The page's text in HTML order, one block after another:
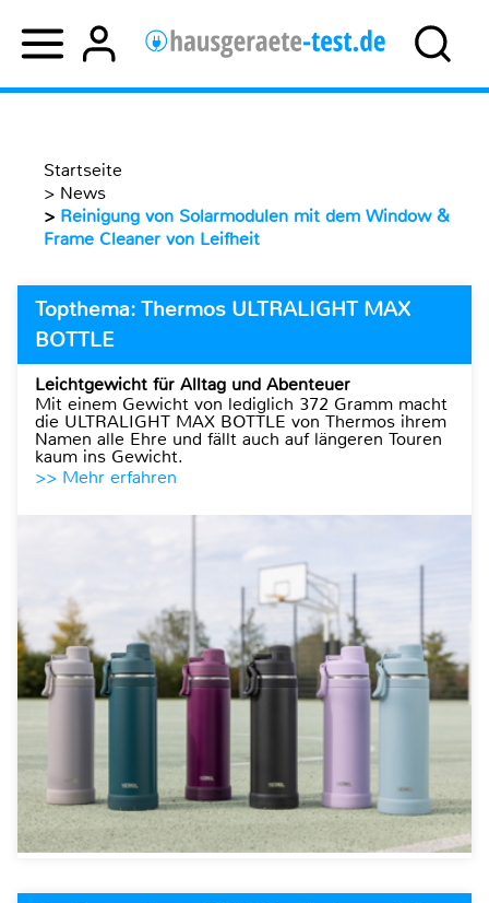
Startseite
> News
> Reinigung von Solarmodulen mit dem Window &
Frame Cleaner von Leifheit
Topthema: Thermos ULTRALIGHT MAX
BOTTLE
Leichtgewicht für Alltag und Abenteuer
Mit einem Gewicht von lediglich 372 Gramm macht
die ULTRALIGHT MAX BOTTLE von Thermos ihrem
Namen alle Ehre und fällt auch auf längeren Touren
kaum ins Gewicht.
>> Mehr erfahren